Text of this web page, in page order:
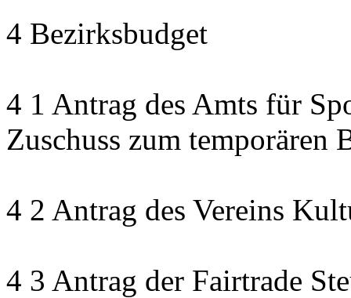
4 Bezirksbudget
4 1 Antrag des Amts für
Zuschuss zum temporären
4 2 Antrag des Vereins
4 3 Antrag der Fairtrade